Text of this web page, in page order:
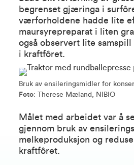
begrenset gjæringa i
værforholdene hadde lite
maursyrepreparat i liten
også observert lite
i kraftfôret.
Bruk av ensileringsmidler for
Foto: Therese Mæland, NIBIO
Målet med arbeidet var å
gjennom bruk av
melkeproduksjon og
kraftfôret.